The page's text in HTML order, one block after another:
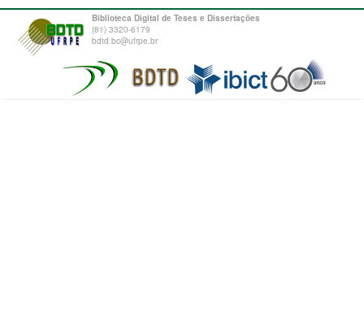
Biblioteca Digital de Teses e Dissertações
(81) 3320-6179
bdtd.bc@ufrpe.br